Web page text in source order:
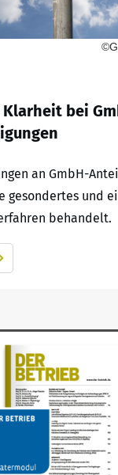
Klarheit bei
an GmbH-
gesondertes und
behandelt.